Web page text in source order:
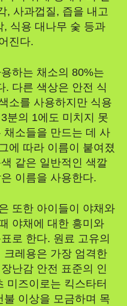
, 사과껍질, 즙을 내고
, 식용 대나무 숯 등과
진다.
하는 채소의 80%는
. 다른 색상은 안전 식
소를 사용하지만 식용
분의 1에도 미치지 못
채소들을 만드는 데 사
에 따라 이름이 붙여졌
같은 일반적인 색깔
이름을 사용한다.
또한 아이들이 야채와
야채에 대한 흥미와
로 한다. 원료 고유의
크레용은 가장 엄격한
난감 안전 표준의 인
미즈이로는 킥스타터
이상을 모금하며 목